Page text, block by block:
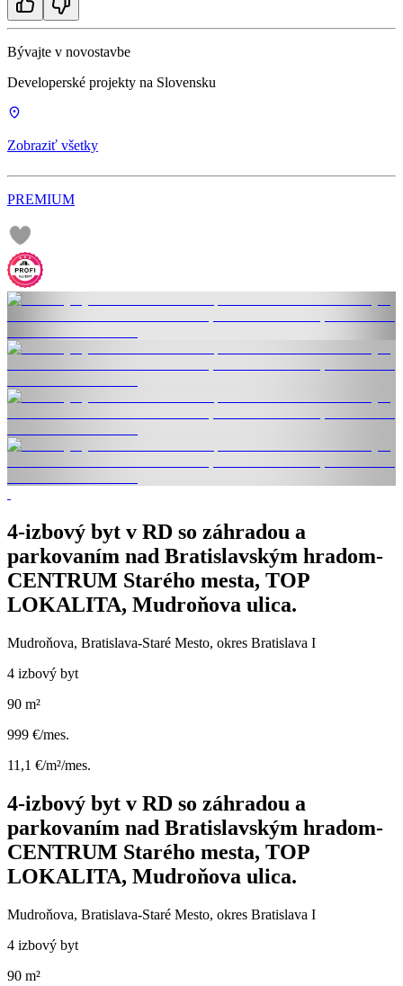
Bývajte v novostavbe
Developerské projekty na Slovensku
Zobraziť všetky
PREMIUM
4-izbový byt v RD so záhradou a
parkovaním nad Bratislavským hradom-
CENTRUM Starého mesta, TOP
LOKALITA, Mudroňova ulica.
Mudroňova, Bratislava-Staré Mesto, okres Bratislava I
4 izbový byt
90 m²
999 €/mes.
11,1 €/m²/mes.
4-izbový byt v RD so záhradou a
parkovaním nad Bratislavským hradom-
CENTRUM Starého mesta, TOP
LOKALITA, Mudroňova ulica.
Mudroňova, Bratislava-Staré Mesto, okres Bratislava I
4 izbový byt
90 m²